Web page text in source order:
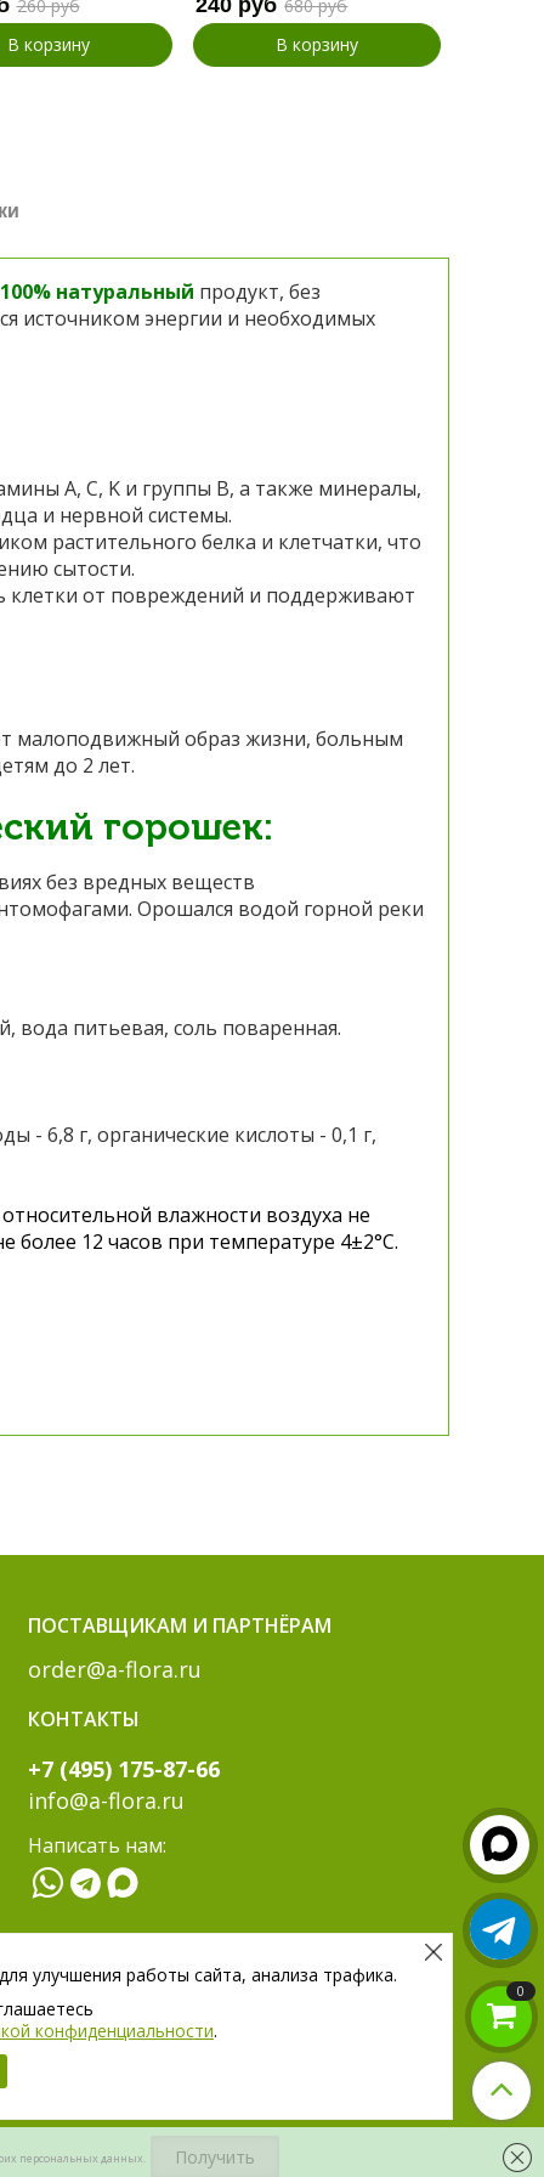
персональных данных.
260 руб
В корзину
680 руб
В корзину
100% натуральный продукт, без
источником энергии и необходимых
A, C, K и группы B, а также минералы,
и нервной системы.
растительного белка и клетчатки, что
сытости.
от повреждений и поддерживают
малоподвижный образ жизни, больным
до 2 лет.
горошек:
без вредных веществ
Орошался водой горной реки
вода питьевая, соль поваренная.
- 6,8 г, органические кислоты - 0,1 г,
влажности воздуха не
более 12 часов при температуре 4±2°C.
ПОСТАВЩИКАМ И ПАРТНЁРАМ
order@a-flora.ru
КОНТАКТЫ
+7 (495) 175-87-66
info@a-flora.ru
Написать нам:
0
улучшения работы сайта, анализа трафика.
конфиденциальности.